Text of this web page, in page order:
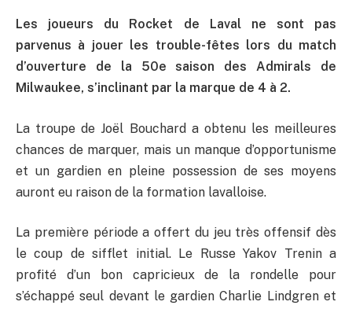
Les joueurs du Rocket de Laval ne sont pas
parvenus à jouer les trouble-fêtes lors du match
d’ouverture de la 50e saison des Admirals de
Milwaukee, s’inclinant par la marque de 4 à 2.
La troupe de Joël Bouchard a obtenu les meilleures
chances de marquer, mais un manque d’opportunisme
et un gardien en pleine possession de ses moyens
auront eu raison de la formation lavalloise.
La première période a offert du jeu très offensif dès
le coup de sifflet initial. Le Russe Yakov Trenin a
profité d’un bon capricieux de la rondelle pour
s’échappé seul devant le gardien Charlie Lindgren et